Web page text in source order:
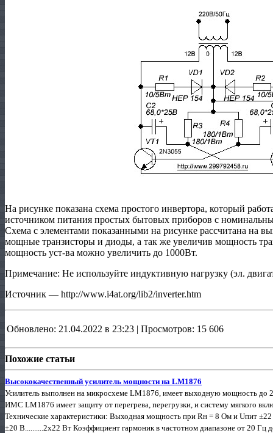
На рисунке показана схема простого инвертора, который
источником питания простых бытовых приборов с
Схема с элементами показанными на рисунке рассчитана на
мощные транзисторы и диоды, а так же увеличив мощность
мощность уст-ва можно увеличить до 1000Вт.
Примечание: Не используйте индуктивную нагрузку (эл.
Источник — http://www.i4at.org/lib2/inverter.htm
Обновлено: 21.04.2022 в 23:23 | Просмотров: 15 606
Похожие статьи
Высококачественный усилитель мощности на LM1876
Усилитель выполнен на микросхеме LM1876, имеет выходную мощность до
ИМС LM1876 имеет защиту от перегрева, перегрузки, и систему мягкого
Технические характеристики: Выходная мощность при Rн = 8 Ом и Uпит
±20 В..........2х22 Вт Коэффициент гармоник в частотном диапазоне от 20